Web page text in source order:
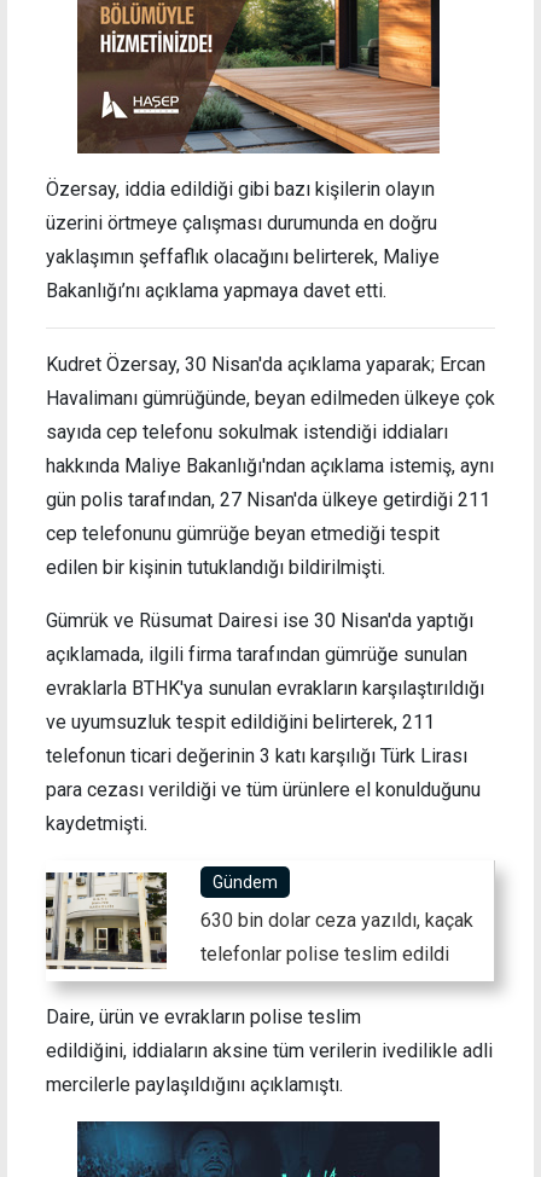
Özersay, iddia edildiği gibi bazı kişilerin olayın
üzerini örtmeye çalışması durumunda en doğru
yaklaşımın şeffaflık olacağını belirterek, Maliye
Bakanlığı’nı açıklama yapmaya davet etti.
Kudret Özersay, 30 Nisan'da açıklama yaparak; Ercan
Havalimanı gümrüğünde, beyan edilmeden ülkeye çok
sayıda cep telefonu sokulmak istendiği iddiaları
hakkında Maliye Bakanlığı'ndan açıklama istemiş, aynı
gün polis tarafından, 27 Nisan'da ülkeye getirdiği 211
cep telefonunu gümrüğe beyan etmediği tespit
edilen bir kişinin tutuklandığı bildirilmişti.
Gümrük ve Rüsumat Dairesi ise 30 Nisan'da yaptığı
açıklamada, ilgili firma tarafından gümrüğe sunulan
evraklarla BTHK'ya sunulan evrakların karşılaştırıldığı
ve uyumsuzluk tespit edildiğini belirterek, 211
telefonun ticari değerinin 3 katı karşılığı Türk Lirası
para cezası verildiği ve tüm ürünlere el konulduğunu
kaydetmişti.
Gündem
630 bin dolar ceza yazıldı, kaçak
telefonlar polise teslim edildi
Daire, ürün ve evrakların polise teslim
edildiğini, iddiaların aksine tüm verilerin ivedilikle adli
mercilerle paylaşıldığını açıklamıştı.